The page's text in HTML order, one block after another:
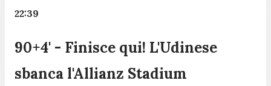
22:39
90+4' - Finisce qui! L'Udinese
sbanca l'Allianz Stadium